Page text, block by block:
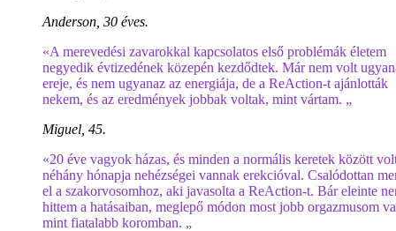
Anderson, 30 éves.
«A merevedési zavarokkal kapcsolatos első problémák életem
negyedik évtizedének közepén kezdődtek. Már nem volt
ereje, és nem ugyanaz az energiája, de a ReAction-t ajánlották
nekem, és az eredmények jobbak voltak, mint vártam. „
Miguel, 45.
«20 éve vagyok házas, és minden a normális keretek között
néhány hónapja nehézségei vannak erekcióval. Csalódottan
el a szakorvosomhoz, aki javasolta a ReAction-t. Bár eleinte
hittem a hatásaiban, meglepő módon most jobb orgazmusom
mint fiatalabb koromban. „